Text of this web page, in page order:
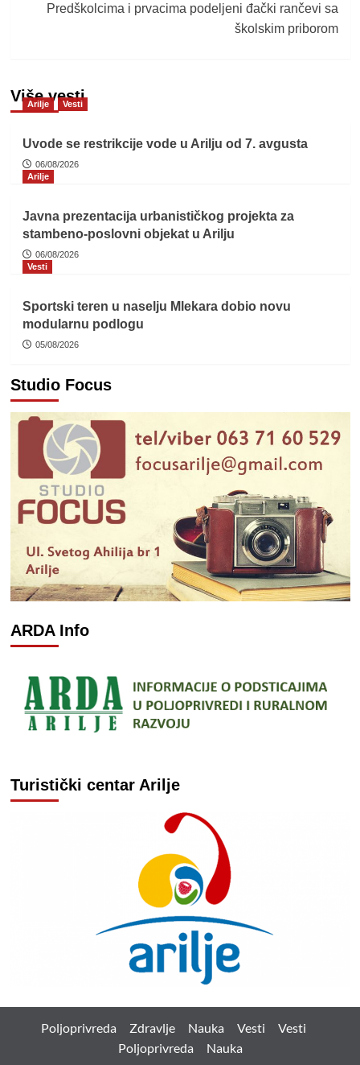
Predškolcima i prvacima podeljeni đački rančevi sa
školskim priborom
Više vesti
Arilje Vesti
Uvode se restrikcije vode u Arilju od 7. avgusta
06/08/2026
Arilje
Javna prezentacija urbanističkog projekta za
stambeno-poslovni objekat u Arilju
06/08/2026
Vesti
Sportski teren u naselju Mlekara dobio novu
modularnu podlogu
05/08/2026
Studio Focus
ARDA Info
Turistički centar Arilje
Poljoprivreda Zdravlje Nauka Vesti
Vesti
Poljoprivreda
Nauka